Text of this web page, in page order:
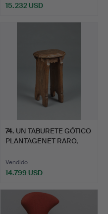
15.232 USD
74. UN TABURETE GÓTICO
PLANTAGENET RARO,
Vendido
14.799 USD